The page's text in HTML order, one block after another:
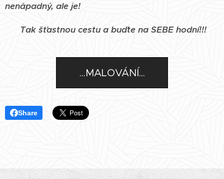
nenápadný, ale je!
Tak šťastnou cestu a buďte na SEBE hodní!!!
...MALOVÁNÍ...
Share